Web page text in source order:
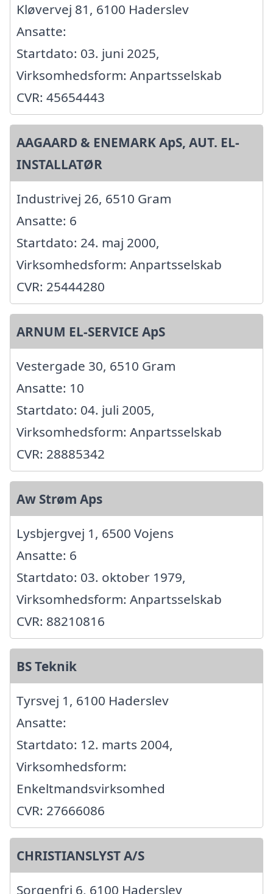
Kløvervej 81, 6100 Haderslev
Ansatte:
Startdato: 03. juni 2025,
Virksomhedsform: Anpartsselskab
CVR: 45654443
AAGAARD & ENEMARK ApS, AUT. EL-
INSTALLATØR
Industrivej 26, 6510 Gram
Ansatte: 6
Startdato: 24. maj 2000,
Virksomhedsform: Anpartsselskab
CVR: 25444280
ARNUM EL-SERVICE ApS
Vestergade 30, 6510 Gram
Ansatte: 10
Startdato: 04. juli 2005,
Virksomhedsform: Anpartsselskab
CVR: 28885342
Aw Strøm Aps
Lysbjergvej 1, 6500 Vojens
Ansatte: 6
Startdato: 03. oktober 1979,
Virksomhedsform: Anpartsselskab
CVR: 88210816
BS Teknik
Tyrsvej 1, 6100 Haderslev
Ansatte:
Startdato: 12. marts 2004,
Virksomhedsform:
Enkeltmandsvirksomhed
CVR: 27666086
CHRISTIANSLYST A/S
Sorgenfri 6, 6100 Haderslev